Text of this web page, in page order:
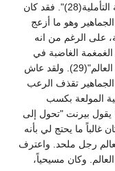
شاق خشن جداً كذلك، إذا قورن برقة المعرفة التأملية(28)". فقد كان
وهو ما أزعج
على الرغم من انه
الغاضبة في
حشد من الناس من ألعن وأسوأ الضوضاء في العالم"(29). ولقد عاش
تقذف الرعب
المولعة بكسب
يقول بيرنت "تحول إلى
ما يحتج لي بأنه
رجل ملحد. واعترف
وكان مسيحياً،